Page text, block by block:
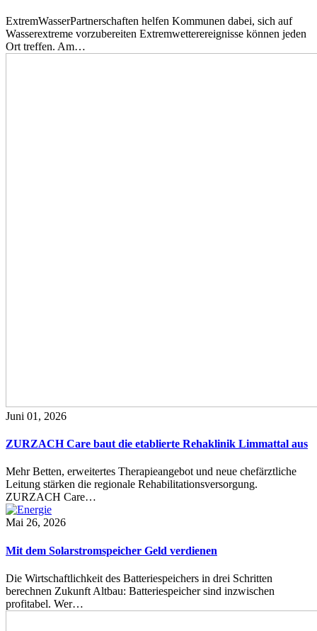
ExtremWasserPartnerschaften helfen Kommunen dabei, sich auf
Wasserextreme vorzubereiten Extremwetterereignisse können jeden
Ort treffen. Am…
Juni 01, 2026
ZURZACH Care baut die etablierte Rehaklinik Limmattal aus
Mehr Betten, erweitertes Therapieangebot und neue chefärztliche
Leitung stärken die regionale Rehabilitationsversorgung.
ZURZACH Care…
Mai 26, 2026
Mit dem Solarstromspeicher Geld verdienen
Die Wirtschaftlichkeit des Batteriespeichers in drei Schritten
berechnen Zukunft Altbau: Batteriespeicher sind inzwischen
profitabel. Wer…